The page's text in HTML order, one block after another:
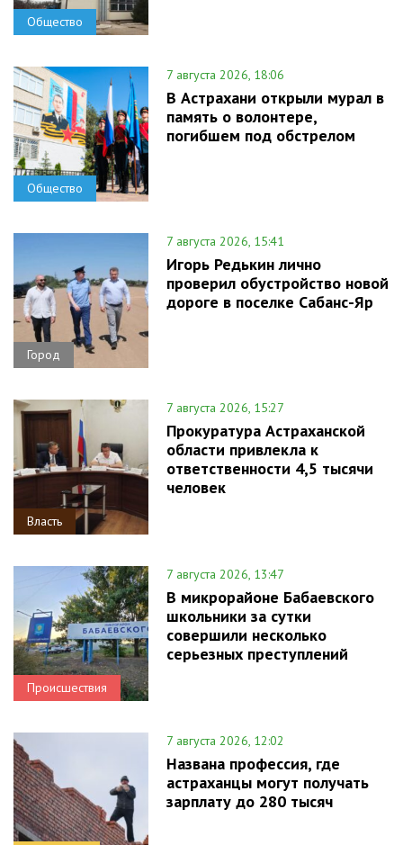
Общество
Общество
7 августа 2026, 18:06
В Астрахани открыли мурал в
память о волонтере,
погибшем под обстрелом
Город
7 августа 2026, 15:41
Игорь Редькин лично
проверил обустройство новой
дороге в поселке Сабанс-Яр
Власть
7 августа 2026, 15:27
Прокуратура Астраханской
области привлекла к
ответственности 4,5 тысячи
человек
Происшествия
7 августа 2026, 13:47
В микрорайоне Бабаевского
школьники за сутки
совершили несколько
серьезных преступлений
7 августа 2026, 12:02
Названа профессия, где
астраханцы могут получать
зарплату до 280 тысяч